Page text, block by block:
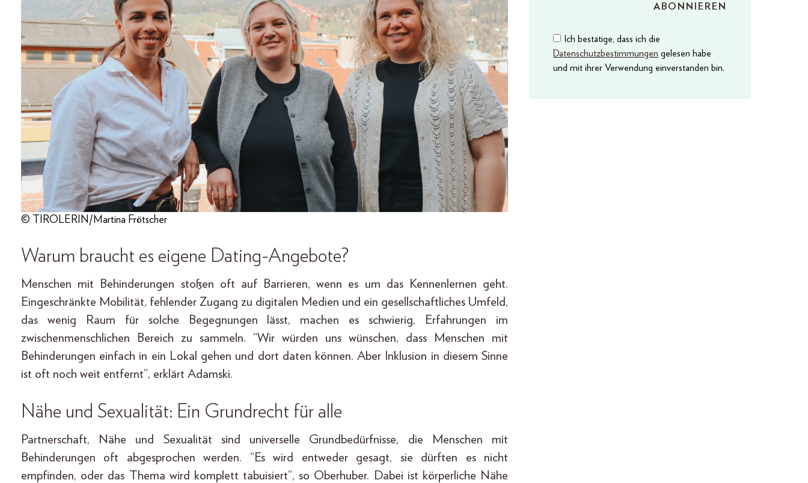
© TIROLERIN/Martina Frötscher
Warum braucht es eigene Dating-Angebote?
Menschen mit Behinderungen stoßen oft auf Barrieren, wenn es um das Kennenlernen geht.
Eingeschränkte Mobilität, fehlender Zugang zu digitalen Medien und ein gesellschaftliches Umfeld,
das wenig Raum für solche Begegnungen lässt, machen es schwierig, Erfahrungen im
zwischenmenschlichen Bereich zu sammeln. “Wir würden uns wünschen, dass Menschen mit
Behinderungen einfach in ein Lokal gehen und dort daten können. Aber Inklusion in diesem Sinne
ist oft noch weit entfernt”, erklärt Adamski.
Nähe und Sexualität: Ein Grundrecht für alle
Partnerschaft, Nähe und Sexualität sind universelle Grundbedürfnisse, die Menschen mit
Behinderungen oft abgesprochen werden. “Es wird entweder gesagt, sie dürften es nicht
empfinden, oder das Thema wird komplett tabuisiert”, so Oberhuber. Dabei ist körperliche Nähe
Ich bestätige, dass ich die
Datenschutzbestimmungen gelesen habe
und mit ihrer Verwendung einverstanden bin.